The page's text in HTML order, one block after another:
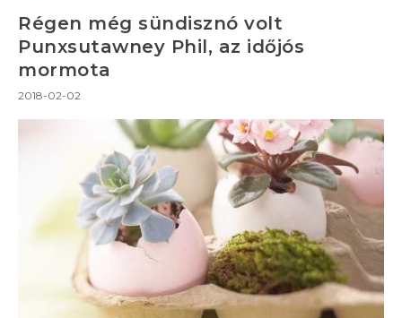
Régen még sündisznó volt
Punxsutawney Phil, az időjós
mormota
2018-02-02